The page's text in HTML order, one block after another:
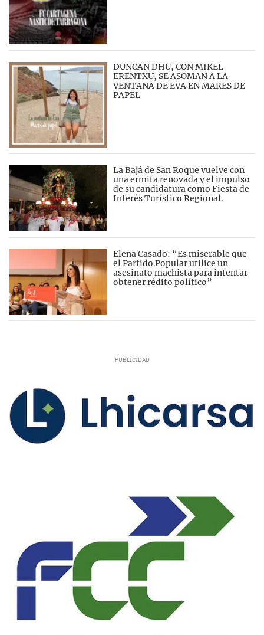
DUNCAN DHU, CON MIKEL
ERENTXU, SE ASOMAN A LA
VENTANA DE EVA EN MARES DE
PAPEL
La Bajá de San Roque vuelve con
una ermita renovada y el impulso
de su candidatura como Fiesta de
Interés Turístico Regional.
Elena Casado: “Es miserable que
el Partido Popular utilice un
asesinato machista para intentar
obtener rédito político”